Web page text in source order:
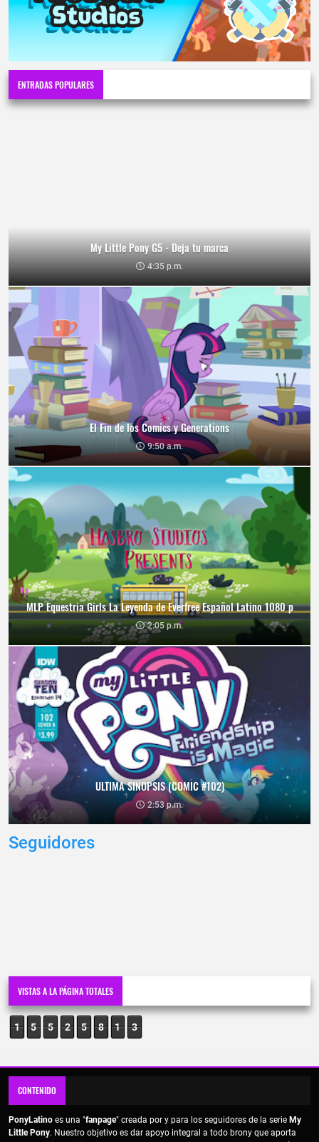
ENTRADAS POPULARES
My Little Pony G5 - Deja tu marca
4:35 p.m.
El Fin de los Comics y Generations
9:50 a.m.
MLP Equestria Girls La Leyenda de Everfree Español Latino 1080 p
2:05 p.m.
ULTIMA SINOPSIS (COMIC #102)
2:53 p.m.
Seguidores
VISTAS A LA PÁGINA TOTALES
1 5 5 2 5 8 1 3
CONTENIDO
PonyLatino es una "fanpage" creada por y para los seguidores de la serie My
Little Pony. Nuestro objetivo es dar apoyo integral a todo brony que aporta